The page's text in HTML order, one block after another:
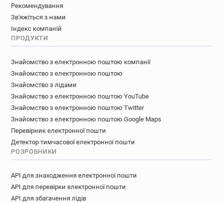
Рекомендування
Зв'яжіться з нами
Індекс компаній
ПРОДУКТИ
Знайомство з електронною поштою компанії
Знайомство з електронною поштою
Знайомство з лідами
Знайомство з електронною поштою YouTube
Знайомство з електронною поштою Twitter
Знайомство з електронною поштою Google Maps
Перевірник електронної пошти
Детектор тимчасової електронної пошти
РОЗРОБНИКИ
API для знаходження електронної пошти
API для перевірки електронної пошти
API для збагачення лідів